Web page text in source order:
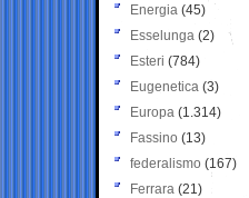
Energia (45)
Esselunga (2)
Esteri (784)
Eugenetica (3)
Europa (1.314)
Fassino (13)
federalismo (167)
Ferrara (21)